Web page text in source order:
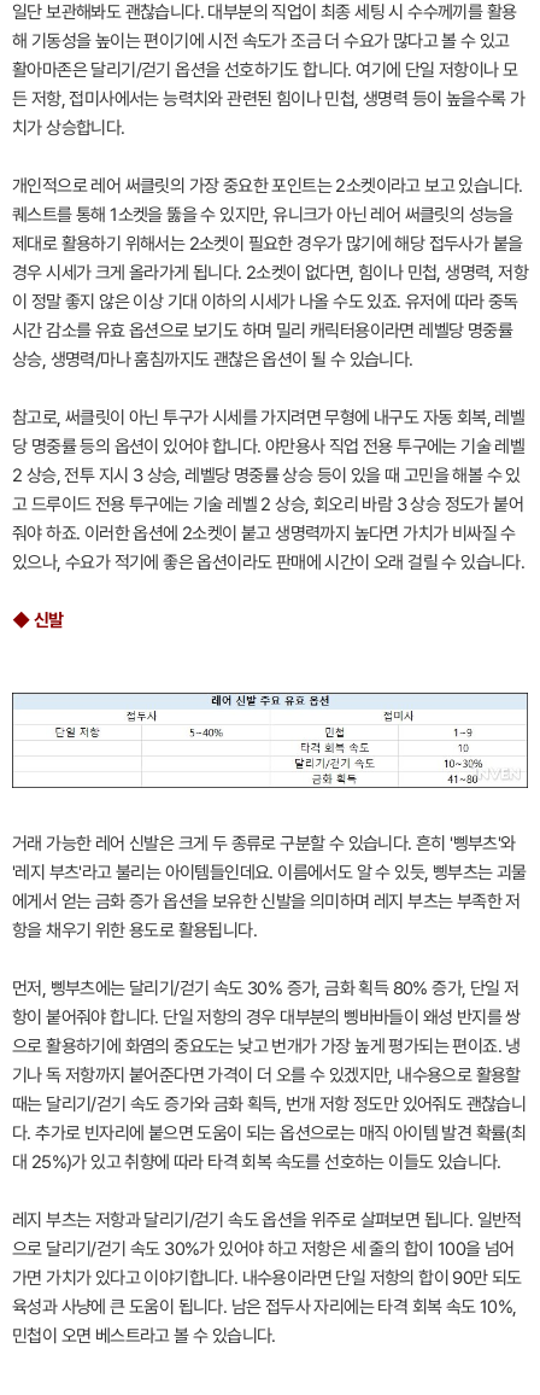
일단 보관해봐도 괜찮습니다. 대부분의 직업이 최종 세팅 시 수수께끼를 활용
해 기동성을 높이는 편이기에 시전 속도가 조금 더 수요가 많다고 볼 수 있고
활아마존은 달리기/걷기 옵션을 선호하기도 합니다. 여기에 단일 저항이나 모
든 저항, 접미사에서는 능력치와 관련된 힘이나 민첩, 생명력 등이 높을수록 가
치가 상승합니다.
개인적으로 레어 써클릿의 가장 중요한 포인트는 2소켓이라고 보고 있습니다.
퀘스트를 통해 1소켓을 뚫을 수 있지만, 유니크가 아닌 레어 써클릿의 성능을
제대로 활용하기 위해서는 2소켓이 필요한 경우가 많기에 해당 접두사가 붙을
경우 시세가 크게 올라가게 됩니다. 2소켓이 없다면, 힘이나 민첩, 생명력, 저항
이 정말 좋지 않은 이상 기대 이하의 시세가 나올 수도 있죠. 유저에 따라 중독
시간 감소를 유효 옵션으로 보기도 하며 밀리 캐릭터용이라면 레벨당 명중률
상승, 생명력/마나 훔침까지도 괜찮은 옵션이 될 수 있습니다.
참고로, 써클릿이 아닌 투구가 시세를 가지려면 무형에 내구도 자동 회복, 레벨
당 명중률 등의 옵션이 있어야 합니다. 야만용사 직업 전용 투구에는 기술 레벨
2 상승, 전투 지시 3 상승, 레벨당 명중률 상승 등이 있을 때 고민을 해볼 수 있
고 드루이드 전용 투구에는 기술 레벨 2 상승, 회오리 바람 3 상승 정도가 붙어
줘야 하죠. 이러한 옵션에 2소켓이 붙고 생명력까지 높다면 가치가 비싸질 수
있으나, 수요가 적기에 좋은 옵션이라도 판매에 시간이 오래 걸릴 수 있습니다.
◆ 신발
거래 가능한 레어 신발은 크게 두 종류로 구분할 수 있습니다. 흔히 '삥부츠'와
'레지 부츠'라고 불리는 아이템들인데요. 이름에서도 알 수 있듯, 삥부츠는 괴물
에게서 얻는 금화 증가 옵션을 보유한 신발을 의미하며 레지 부츠는 부족한 저
항을 채우기 위한 용도로 활용됩니다.
먼저, 삥부츠에는 달리기/걷기 속도 30% 증가, 금화 획득 80% 증가, 단일 저
항이 붙어줘야 합니다. 단일 저항의 경우 대부분의 삥바바들이 왜성 반지를 쌍
으로 활용하기에 화염의 중요도는 낮고 번개가 가장 높게 평가되는 편이죠. 냉
기나 독 저항까지 붙어준다면 가격이 더 오를 수 있겠지만, 내수용으로 활용할
때는 달리기/걷기 속도 증가와 금화 획득, 번개 저항 정도만 있어줘도 괜찮습니
다. 추가로 빈자리에 붙으면 도움이 되는 옵션으로는 매직 아이템 발견 확률(최
대 25%)가 있고 취향에 따라 타격 회복 속도를 선호하는 이들도 있습니다.
레지 부츠는 저항과 달리기/걷기 속도 옵션을 위주로 살펴보면 됩니다. 일반적
으로 달리기/걷기 속도 30%가 있어야 하고 저항은 세 줄의 합이 100을 넘어
가면 가치가 있다고 이야기합니다. 내수용이라면 단일 저항의 합이 90만 되도
육성과 사냥에 큰 도움이 됩니다. 남은 접두사 자리에는 타격 회복 속도 10%,
민첩이 오면 베스트라고 볼 수 있습니다.